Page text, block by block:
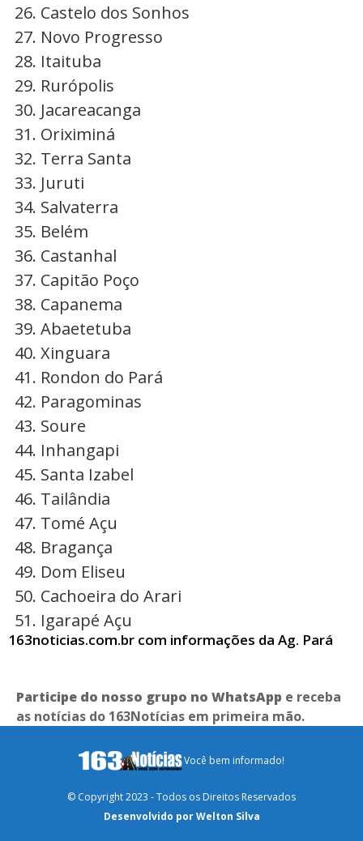
Castelo dos Sonhos
Novo Progresso
Itaituba
Rurópolis
Jacareacanga
Oriximiná
Terra Santa
Juruti
Salvaterra
Belém
Castanhal
Capitão Poço
Capanema
Abaetetuba
Xinguara
Rondon do Pará
Paragominas
Soure
Inhangapi
Santa Izabel
Tailândia
Tomé Açu
Bragança
Dom Eliseu
Cachoeira do Arari
Igarapé Açu
163noticias.com.br com informações da Ag. Pará
Participe do nosso grupo no WhatsApp e receba
as notícias do 163Notícias em primeira mão.
Você bem informado!
© Copyright 2023 - Todos os Direitos Reservados
Desenvolvido por Welton Silva